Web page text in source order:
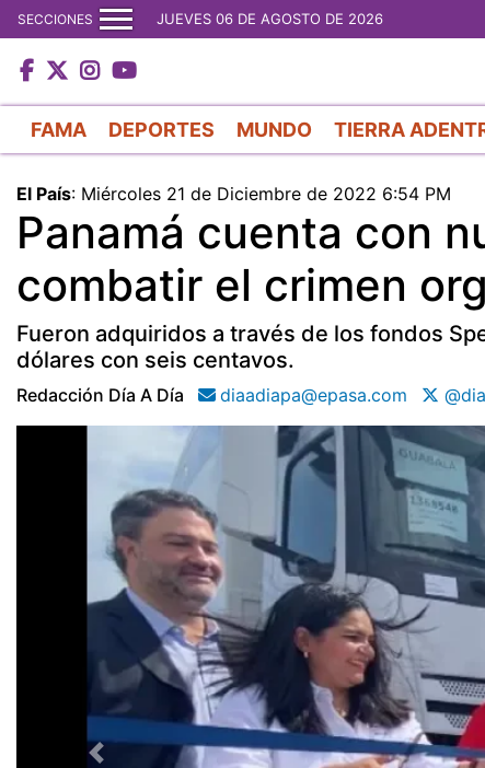
SECCIONES JUEVES 06 DE AGOSTO DE 2026
FAMA DEPORTES MUNDO TIERRA
El País: Miércoles 21 de Diciembre de 2022 6:54 PM
Panamá cuenta con
combatir el crimen
Fueron adquiridos a través de los fondos
dólares con seis centavos.
Redacción Día A Día diaadiapa@epasa.com